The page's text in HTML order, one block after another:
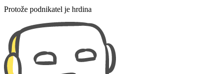
Protože podnikatel je hrdina